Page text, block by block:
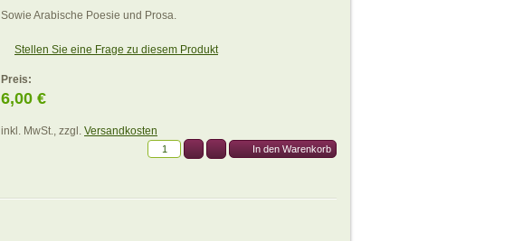
Sowie Arabische Poesie und Prosa.
Stellen Sie eine Frage zu diesem Produkt
Preis:
6,00 €
inkl. MwSt., zzgl. Versandkosten